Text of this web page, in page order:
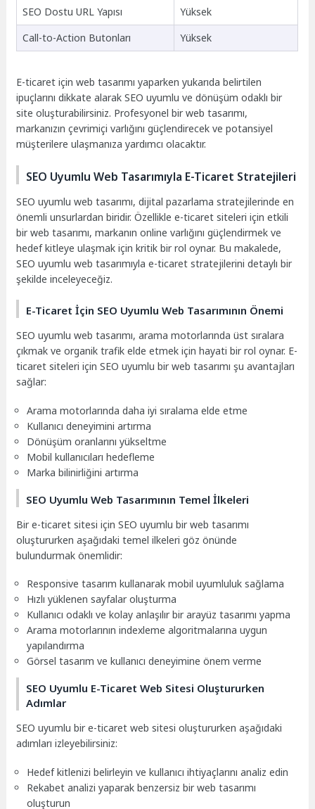
SEO Dostu URL Yapısı
Yüksek
Call-to-Action Butonları
Yüksek
E-ticaret için web tasarımı yaparken yukarıda belirtilen
ipuçlarını dikkate alarak SEO uyumlu ve dönüşüm odaklı bir
site oluşturabilirsiniz. Profesyonel bir web tasarımı,
markanızın çevrimiçi varlığını güçlendirecek ve potansiyel
müşterilere ulaşmanıza yardımcı olacaktır.
SEO Uyumlu Web Tasarımıyla E-Ticaret Stratejileri
SEO uyumlu web tasarımı, dijital pazarlama stratejilerinde en
önemli unsurlardan biridir. Özellikle e-ticaret siteleri için etkili
bir web tasarımı, markanın online varlığını güçlendirmek ve
hedef kitleye ulaşmak için kritik bir rol oynar. Bu makalede,
SEO uyumlu web tasarımıyla e-ticaret stratejilerini detaylı bir
şekilde inceleyeceğiz.
E-Ticaret İçin SEO Uyumlu Web Tasarımının Önemi
SEO uyumlu web tasarımı, arama motorlarında üst sıralara
çıkmak ve organik trafik elde etmek için hayati bir rol oynar. E-
ticaret siteleri için SEO uyumlu bir web tasarımı şu avantajları
sağlar:
Arama motorlarında daha iyi sıralama elde etme
Kullanıcı deneyimini artırma
Dönüşüm oranlarını yükseltme
Mobil kullanıcıları hedefleme
Marka bilinirliğini artırma
SEO Uyumlu Web Tasarımının Temel İlkeleri
Bir e-ticaret sitesi için SEO uyumlu bir web tasarımı
oluştururken aşağıdaki temel ilkeleri göz önünde
bulundurmak önemlidir:
Responsive tasarım kullanarak mobil uyumluluk sağlama
Hızlı yüklenen sayfalar oluşturma
Kullanıcı odaklı ve kolay anlaşılır bir arayüz tasarımı yapma
Arama motorlarının indexleme algoritmalarına uygun
yapılandırma
Görsel tasarım ve kullanıcı deneyimine önem verme
SEO Uyumlu E-Ticaret Web Sitesi Oluştururken
Adımlar
SEO uyumlu bir e-ticaret web sitesi oluştururken aşağıdaki
adımları izleyebilirsiniz:
Hedef kitlenizi belirleyin ve kullanıcı ihtiyaçlarını analiz edin
Rekabet analizi yaparak benzersiz bir web tasarımı
oluşturun